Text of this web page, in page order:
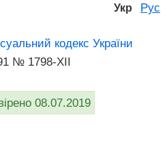
Укр Рус
кодекс України
№ 1798-XII
08.07.2019